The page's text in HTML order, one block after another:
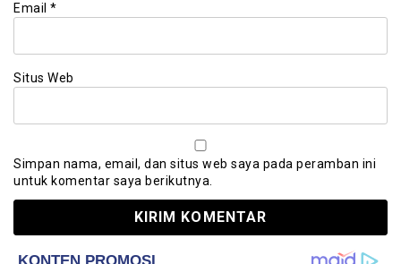
Email *
Situs Web
Simpan nama, email, dan situs web saya pada peramban ini
untuk komentar saya berikutnya.